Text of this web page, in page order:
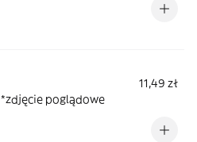
11,49 zł
210 gram *zdjęcie poglądowe